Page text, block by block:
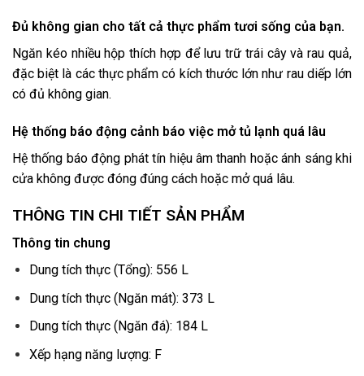
Đủ không gian cho tất cả thực phẩm tươi sống của bạn.
Ngăn kéo nhiều hộp thích hợp để lưu trữ trái cây và rau quả,
đặc biệt là các thực phẩm có kích thước lớn như rau diếp lớn
có đủ không gian.
Hệ thống báo động cảnh báo việc mở tủ lạnh quá lâu
Hệ thống báo động phát tín hiệu âm thanh hoặc ánh sáng khi
cửa không được đóng đúng cách hoặc mở quá lâu.
THÔNG TIN CHI TIẾT SẢN PHẨM
Thông tin chung
Dung tích thực (Tổng): 556 L
Dung tích thực (Ngăn mát): 373 L
Dung tích thực (Ngăn đá): 184 L
Xếp hạng năng lượng: F